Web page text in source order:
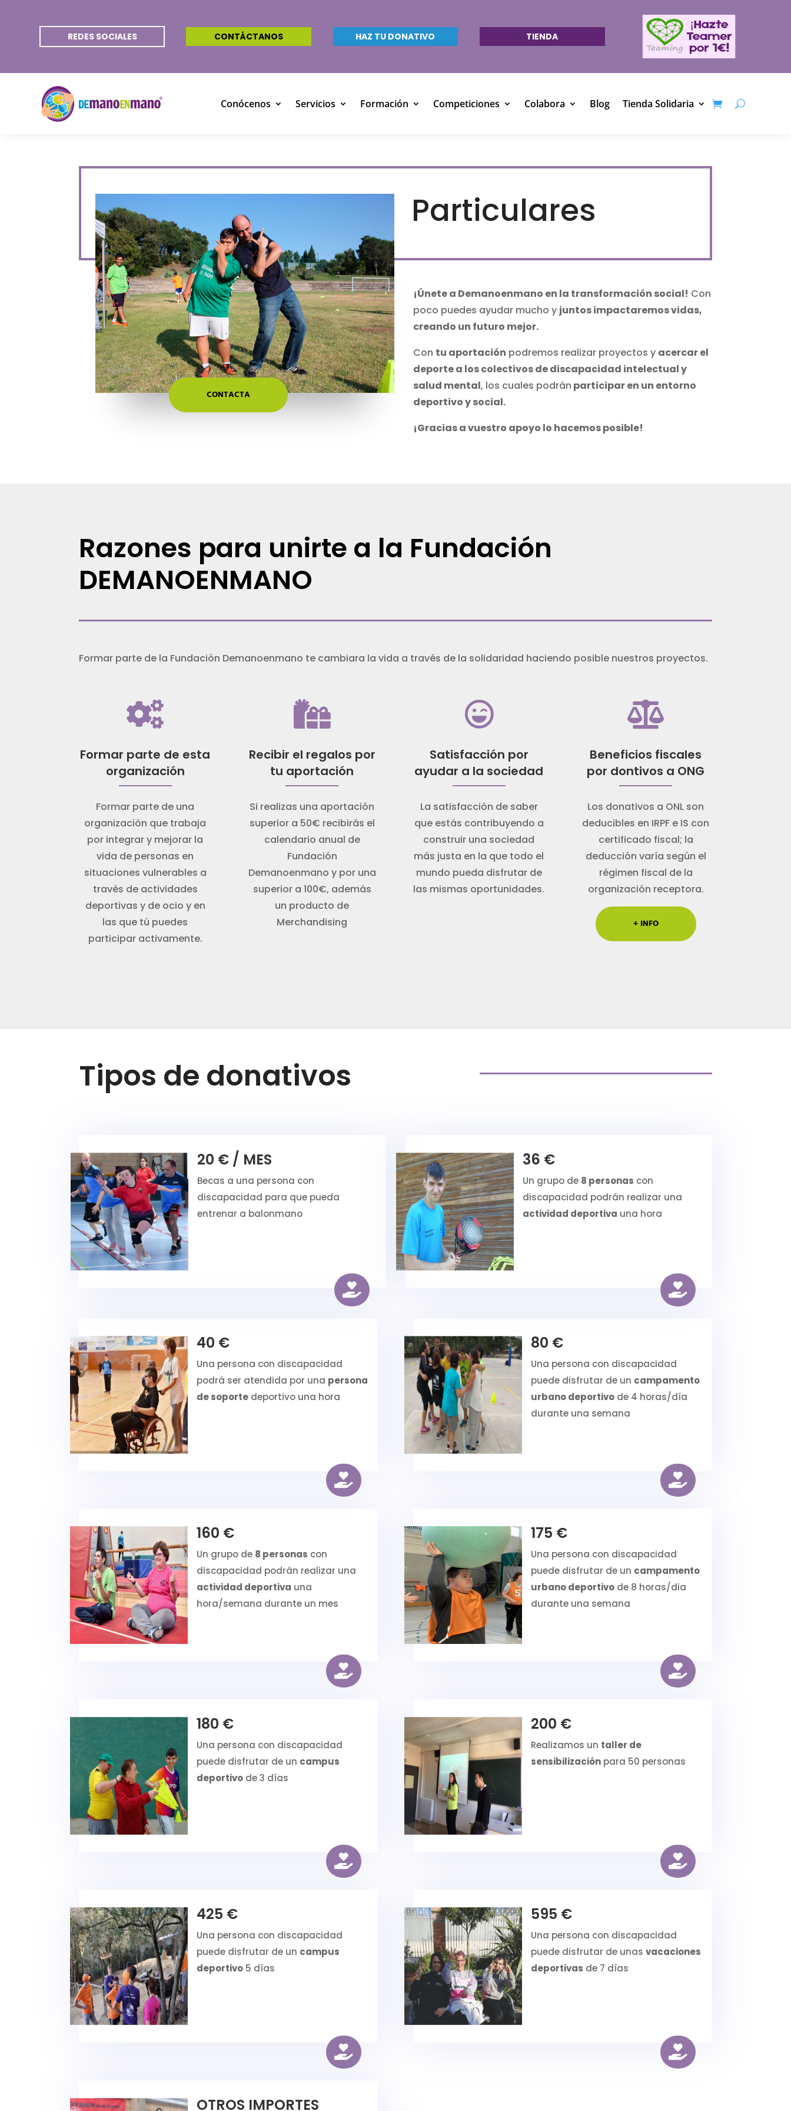
REDES SOCIALES CONTÁCTANOS HAZ TU DONATIVO TIENDA
Conócenos Servicios Formación Competiciones Colabora Blog Tienda Solidaria
Particulares
CONTACTA
¡Únete a Demanoenmano en la transformación social! Con
poco puedes ayudar mucho y juntos impactaremos vidas,
creando un futuro mejor.
Con tu aportación podremos realizar proyectos y acercar el
deporte a los colectivos de discapacidad intelectual y
salud mental, los cuales podrán participar en un entorno
deportivo y social.
¡Gracias a vuestro apoyo lo hacemos posible!
Razones para unirte a la Fundación
DEMANOENMANO
Formar parte de la Fundación Demanoenmano te cambiara la vida a través de la solidaridad haciendo posible nuestros proyectos.

Formar parte de esta
organización
Formar parte de una
organización que trabaja
por integrar y mejorar la
vida de personas en
situaciones vulnerables a
través de actividades
deportivas y de ocio y en
las que tú puedes
participar activamente.

Recibir el regalos por
tu aportación
Si realizas una aportación
superior a 50€ recibirás el
calendario anual de
Fundación
Demanoenmano y por una
superior a 100€, además
un producto de
Merchandising

Satisfacción por
ayudar a la sociedad
La satisfacción de saber
que estás contribuyendo a
construir una sociedad
más justa en la que todo el
mundo pueda disfrutar de
las mismas oportunidades.

Beneficios fiscales
por dontivos a ONG
Los donativos a ONL son
deducibles en IRPF e IS con
certificado fiscal; la
deducción varía según el
régimen fiscal de la
organización receptora.
+ INFO
Tipos de donativos
20 € / MES
Becas a una persona con
discapacidad para que pueda
entrenar a balonmano

36 €
Un grupo de 8 personas con
discapacidad podrán realizar una
actividad deportiva una hora

40 €
Una persona con discapacidad
podrá ser atendida por una persona
de soporte deportivo una hora

80 €
Una persona con discapacidad
puede disfrutar de un campamento
urbano deportivode 4 horas/día
durante una semana

160 €
Un grupo de 8 personas con
discapacidad podrán realizar una
actividad deportiva una
hora/semana durante un mes

175 €
Una persona con discapacidad
puede disfrutar de un campamento
urbano deportivode 8 horas/dia
durante una semana

180 €
Una persona con discapacidad
puede disfrutar de un campus
deportivo de 3 días

200 €
Realizamos un taller de
sensibilizaciónpara 50 personas

425 €
Una persona con discapacidad
puede disfrutar de un campus
deportivo 5 días

595 €
Una persona con discapacidad
puede disfrutar de unas vacaciones
deportivas de 7 días

OTROS IMPORTES